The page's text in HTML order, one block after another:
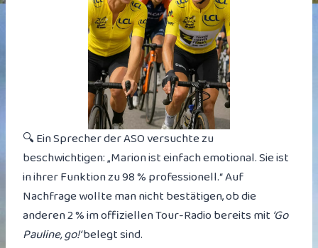
🔍 Ein Sprecher der ASO versuchte zu
beschwichtigen: „Marion ist einfach emotional. Sie ist
in ihrer Funktion zu 98 % professionell.“ Auf
Nachfrage wollte man nicht bestätigen, ob die
anderen 2 % im offiziellen Tour-Radio bereits mit ‘Go
Pauline, go!‘belegt sind.